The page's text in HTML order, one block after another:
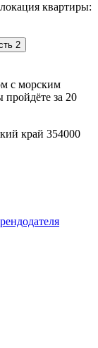
квартиры:
2
с морским
за 20
край 354000